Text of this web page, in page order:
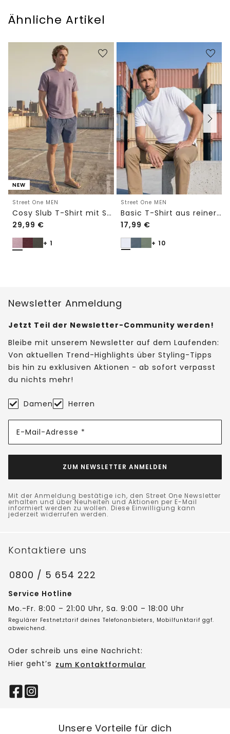
Ähnliche Artikel
NEW
Street One MEN
Cosy Slub T-Shirt mit Struktur
29,99 €
+ 1
Street One MEN
Basic T-Shirt aus reiner Baumwolle
17,99 €
+ 10
Newsletter Anmeldung
Jetzt Teil der Newsletter-Community werden!
Bleibe mit unserem Newsletter auf dem Laufenden:
Von aktuellen Trend-Highlights über Styling-Tipps
bis hin zu exklusiven Aktionen - ab sofort verpasst
du nichts mehr!
Damen Herren
E-Mail-Adresse *
ZUM NEWSLETTER ANMELDEN
Mit der Anmeldung bestätige ich, den Street One Newsletter
erhalten und über Neuheiten und Aktionen per E-Mail
informiert werden zu wollen. Diese Einwilligung kann
jederzeit widerrufen werden.
Kontaktiere uns
0800 / 5 654 222
Service Hotline
Mo.-Fr. 8:00 – 21:00 Uhr, Sa. 9:00 – 18:00 Uhr
Regulärer Festnetztarif deines Telefonanbieters, Mobilfunktarif ggf.
abweichend.
Oder schreib uns eine Nachricht:
Hier geht’s zum Kontaktformular
Unsere Vorteile für dich